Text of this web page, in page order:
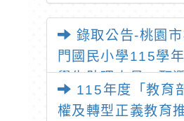
錄取公告-桃園
門國民小學115學
學生助理人員」甄
115年度「教育
權及轉型正義教育